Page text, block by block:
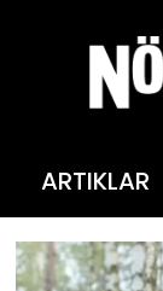
ARTIKLAR